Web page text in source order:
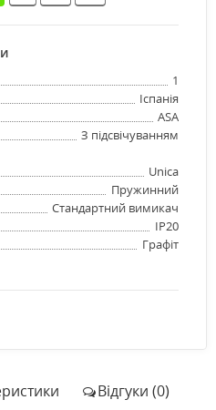
1
Іспанія
ASA
З підсвічуванням
Unica
Пружинний
Стандартний вимикач
IP20
Графіт
Відгуки (0)